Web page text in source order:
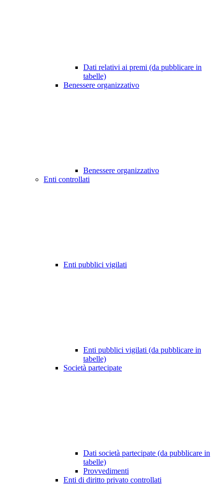
Dati relativi ai premi (da pubblicare in
tabelle)
Benessere organizzativo
Benessere organizzativo
Enti controllati
Enti pubblici vigilati
Enti pubblici vigilati (da pubblicare in
tabelle)
Società partecipate
Dati società partecipate (da pubblicare in
tabelle)
Provvedimenti
Enti di diritto privato controllati